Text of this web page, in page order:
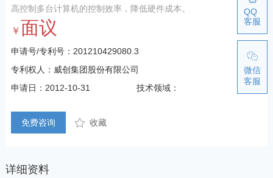
高控制多台计算机的控制效率，降低硬件成本。
￥面议
申请号/专利号：201210429080.3
专利权人：威创集团股份有限公司
申请日：2012-10-31
技术领域：
免费咨询 收藏
详细资料
QQ
客服
微信
客服